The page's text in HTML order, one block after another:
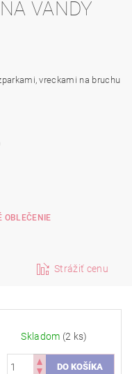
VANDY
vreckami na bruchu
OBLEČENIE
Strážiť cenu
Skladom (2 ks)